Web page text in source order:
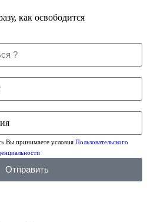
как освободится
Вы принимаете условия Пользовательского
Отправить